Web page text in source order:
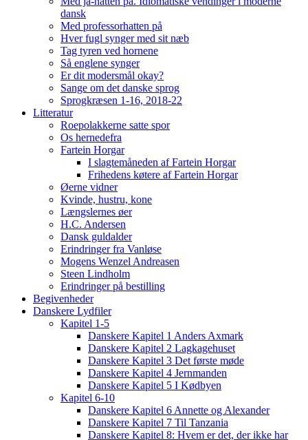
dansk
Med professorhatten på
Hver fugl synger med sit næb
Tag tyren ved hornene
Så englene synger
Er dit modersmål okay?
Sange om det danske sprog
Sprogkræsen 1-16, 2018-22
Litteratur
Roepolakkerne satte spor
Os hernedefra
Fartein Horgar
I slagtemåneden af Fartein Horgar
Frihedens køtere af Fartein Horgar
Øerne vidner
Kvinde, hustru, kone
Længslernes øer
H.C. Andersen
Dansk guldalder
Erindringer fra Vanløse
Mogens Wenzel Andreasen
Steen Lindholm
Erindringer på bestilling
Begivenheder
Danskere Lydfiler
Kapitel 1-5
Danskere Kapitel 1 Anders Axmark
Danskere Kapitel 2 Lagkagehuset
Danskere Kapitel 3 Det første møde
Danskere Kapitel 4 Jernmanden
Danskere Kapitel 5 I Kødbyen
Kapitel 6-10
Danskere Kapitel 6 Annette og Alexander
Danskere Kapitel 7 Til Tanzania
Danskere Kapitel 8: Hvem er det, der ikke har